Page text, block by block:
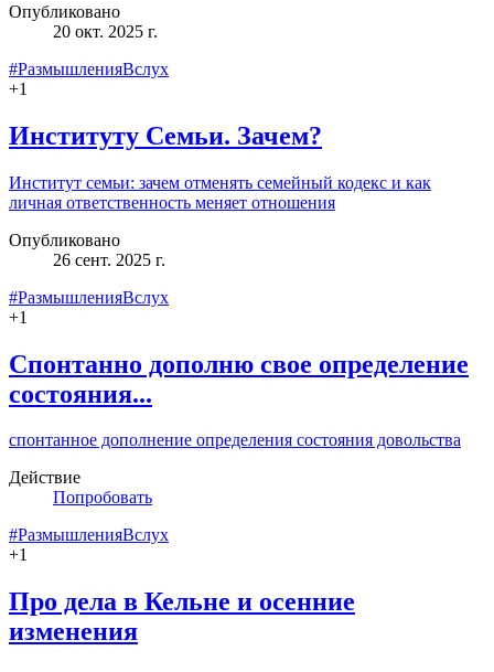
Опубликовано
20 окт. 2025 г.
#РазмышленияВслух
+1
Институту Семьи. Зачем?
Институт семьи: зачем отменять семейный кодекс и как
личная ответственность меняет отношения
Опубликовано
26 сент. 2025 г.
#РазмышленияВслух
+1
Спонтанно дополню свое определение
состояния...
спонтанное дополнение определения состояния довольства
Действие
Попробовать
#РазмышленияВслух
+1
Про дела в Кельне и осенние
изменения